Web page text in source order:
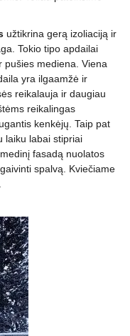
užtikrina gerą izoliaciją ir
Tokio tipo apdailai
pušies mediena. Viena
yra ilgaamžė ir
reikalauja ir daugiau
reikalingas
kenkėjų. Taip pat
laiku labai stipriai
fasadą nuolatos
spalvą. Kviečiame